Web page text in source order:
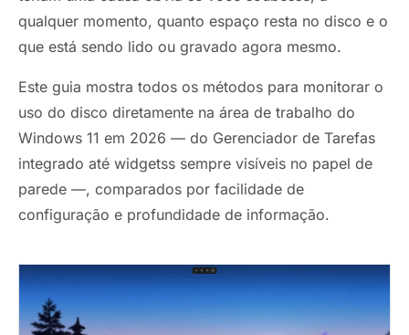
qualquer momento, quanto espaço resta no disco e o
que está sendo lido ou gravado agora mesmo.
Este guia mostra todos os métodos para monitorar o
uso do disco diretamente na área de trabalho do
Windows 11 em 2026 — do Gerenciador de Tarefas
integrado até widgetss sempre visíveis no papel de
parede —, comparados por facilidade de
configuração e profundidade de informação.